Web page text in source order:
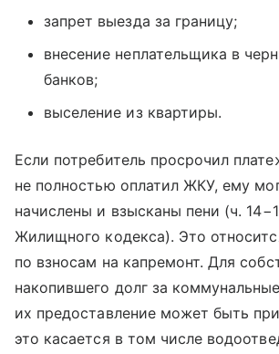
запрет выезда за границу;
внесение неплательщика в
банков;
выселение из квартиры.
Если потребитель просрочил
не полностью оплатил ЖКУ, ему
начислены и взысканы пени (ч.
Жилищного кодекса). Это
по взносам на капремонт. Для
накопившего долг за
их предоставление может быть
это касается в том числе